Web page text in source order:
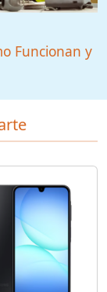
Funcionan y